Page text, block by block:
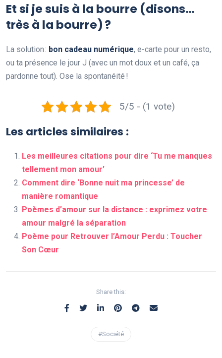
Et si je suis à la bourre (disons…
très à la bourre) ?
La solution : bon cadeau numérique, e-carte pour un resto,
ou ta présence le jour J (avec un mot doux et un café, ça
pardonne tout). Ose la spontanéité !
5/5 - (1 vote)
Les articles similaires :
Les meilleures citations pour dire ‘Tu me manques
tellement mon amour’
Comment dire ‘Bonne nuit ma princesse’ de
manière romantique
Poèmes d’amour sur la distance : exprimez votre
amour malgré la séparation
Poème pour Retrouver l’Amour Perdu : Toucher
Son Cœur
Share this:
#Société